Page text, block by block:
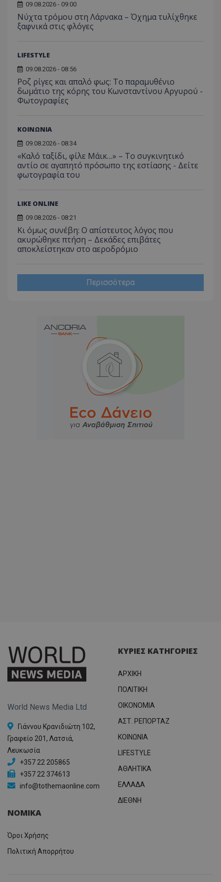
09.08.2026 - 09:00
Νύχτα τρόμου στη Λάρνακα – Όχημα τυλίχθηκε
ξαφνικά στις φλόγες
LIFESTYLE
09.08.2026 - 08:56
Ροζ ρίγες και απαλό φως: Το παραμυθένιο
δωμάτιο της κόρης του Κωνσταντίνου Αργυρού -
Φωτογραφίες
ΚΟΙΝΩΝΙΑ
09.08.2026 - 08:34
«Καλό ταξίδι, φίλε Μάικ…» – Το συγκινητικό
αντίο σε αγαπητό πρόσωπο της εστίασης - Δείτε
φωτογραφία του
LIKE ONLINE
09.08.2026 - 08:21
Κι όμως συνέβη: Ο απίστευτος λόγος που
ακυρώθηκε πτήση – Δεκάδες επιβάτες
αποκλείστηκαν στο αεροδρόμιο
Περισσότερα
World News Media Ltd
Γιάννου Κρανιδιώτη 102,
Γραφείο 201, Λατσιά,
Λευκωσία
+357 22 205865
+357 22 374613
info@tothemaonline.com
ΚΥΡΙΕΣ ΚΑΤΗΓΟΡΙΕΣ
ΑΡΧΙΚΗ
ΠΟΛΙΤΙΚΗ
OIKONOMIA
ΑΣΤ. ΡΕΠΟΡΤΑΖ
ΚΟΙΝΩΝΙΑ
LIFESTYLE
ΑΘΛΗΤΙΚΑ
ΕΛΛΑΔΑ
ΔΙΕΘΝΗ
ΝΟΜΙΚΑ
Όροι Χρήσης
Πολιτική Απορρήτου